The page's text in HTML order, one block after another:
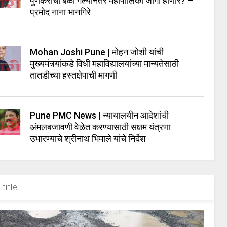
प्रमोद नाना भानगिरे
Mohan Joshi Pune | मोहन जोशी यांची
मुख्यमंत्र्यांकडे विधी महाविद्यालयांच्या मान्यतेसाठी
तातडीच्या हस्तक्षेपाची मागणी
Pune PMC News | न्यायालयीन आदेशांची
अंमलबजावणी वेळेत करण्यासाठी सक्षम यंत्रणा
उभारण्याचे श्रीनाथ भिमाले यांचे निर्देश